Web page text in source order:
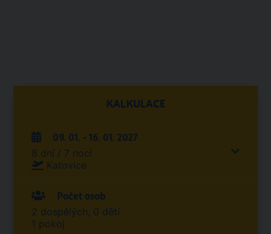
KALKULACE
09. 01. - 16. 01. 2027
8 dní / 7 nocí
Katovice
Počet osob
2 dospělých, 0 dětí
1 pokoj